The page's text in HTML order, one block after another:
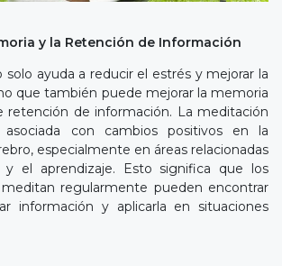
y la Retención de Información
solo ayuda a reducir el estrés y mejorar la
que también puede mejorar la memoria
retención de información. La meditación
con cambios positivos en la
especialmente en áreas relacionadas
el aprendizaje. Esto significa que los
regularmente pueden encontrar
información y aplicarla en situaciones